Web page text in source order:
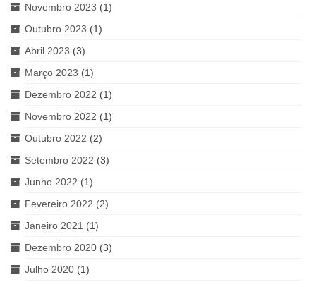
Novembro 2023 (1)
Outubro 2023 (1)
Abril 2023 (3)
Março 2023 (1)
Dezembro 2022 (1)
Novembro 2022 (1)
Outubro 2022 (2)
Setembro 2022 (3)
Junho 2022 (1)
Fevereiro 2022 (2)
Janeiro 2021 (1)
Dezembro 2020 (3)
Julho 2020 (1)